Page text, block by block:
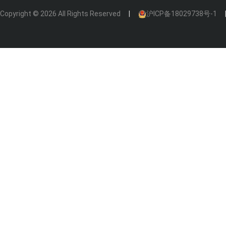
Copyright © 2026 All Rights Reserved 沪ICP备18029738号-1